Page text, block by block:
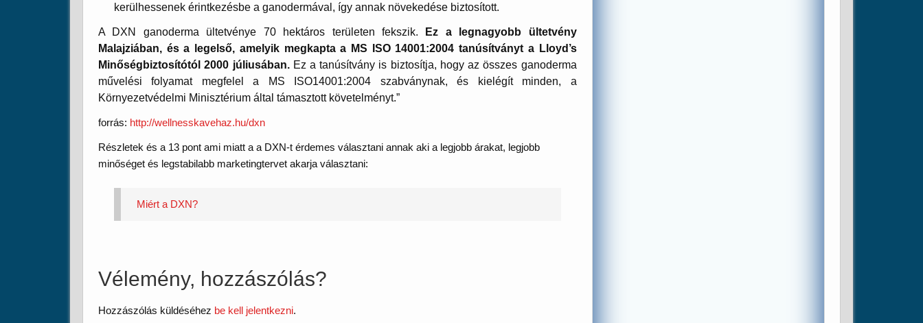
kerülhessenek érintkezésbe a ganodermával, így annak növekedése biztosított.
A DXN ganoderma ültetvénye 70 hektáros területen fekszik.
Ez a legnagyobb ültetvény
Malajziában, és a legelső, amelyik megkapta a MS ISO 14001:2004 tanúsítványt a Lloyd’s
Minőségbiztosítótól 2000 júliusában.Ez a tanúsítvány is biztosítja, hogy az összes ganoderma
művelési folyamat megfelel a MS ISO14001:2004 szabványnak, és kielégít minden, a
Környezetvédelmi Minisztérium által támasztott követelményt.”
forrás: http://wellnesskavehaz.hu/dxn
Részletek és a 13 pont ami miatt a a DXN-t érdemes választani annak aki a legjobb árakat, legjobb
minőséget és legstabilabb marketingtervet akarja választani:
Miért a DXN?
Vélemény, hozzászólás?
Hozzászólás küldéséhez be kell jelentkezni.